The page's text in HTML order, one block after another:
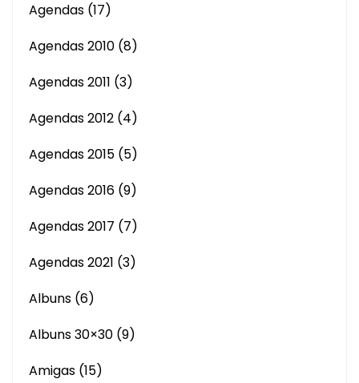
Agendas (17)
Agendas 2010 (8)
Agendas 2011 (3)
Agendas 2012 (4)
Agendas 2015 (5)
Agendas 2016 (9)
Agendas 2017 (7)
Agendas 2021 (3)
Albuns (6)
Albuns 30×30 (9)
Amigas (15)